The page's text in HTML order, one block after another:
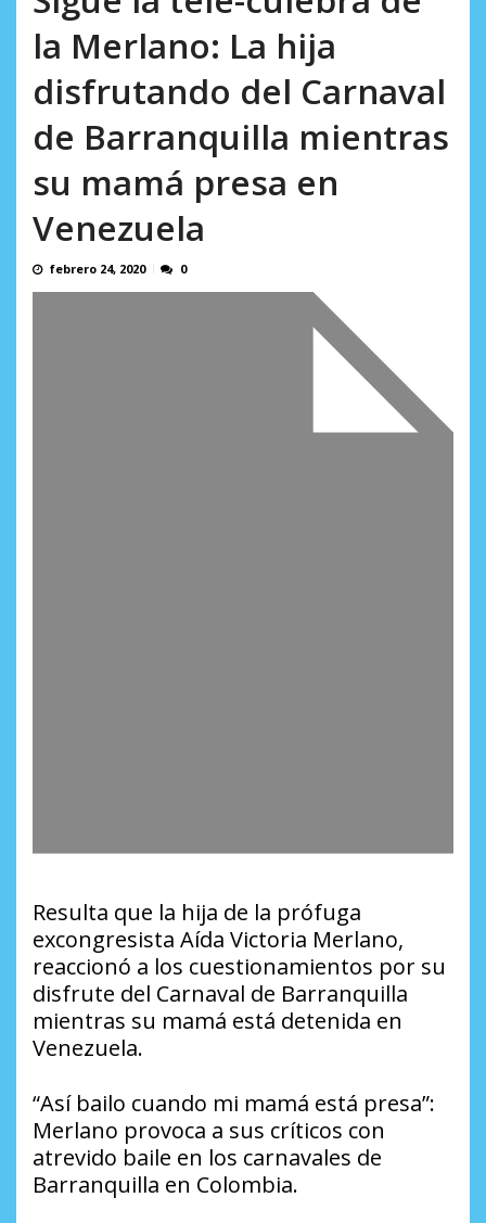
la Merlano: La hija
disfrutando del Carnaval
de Barranquilla mientras
su mamá presa en
Venezuela
febrero 24, 2020 0
Resulta que la hija de la prófuga
excongresista Aída Victoria Merlano,
reaccionó a los cuestionamientos por su
disfrute del Carnaval de Barranquilla
mientras su mamá está detenida en
Venezuela.
“Así bailo cuando mi mamá está presa”:
Merlano provoca a sus críticos con
atrevido baile en los carnavales de
Barranquilla en Colombia.